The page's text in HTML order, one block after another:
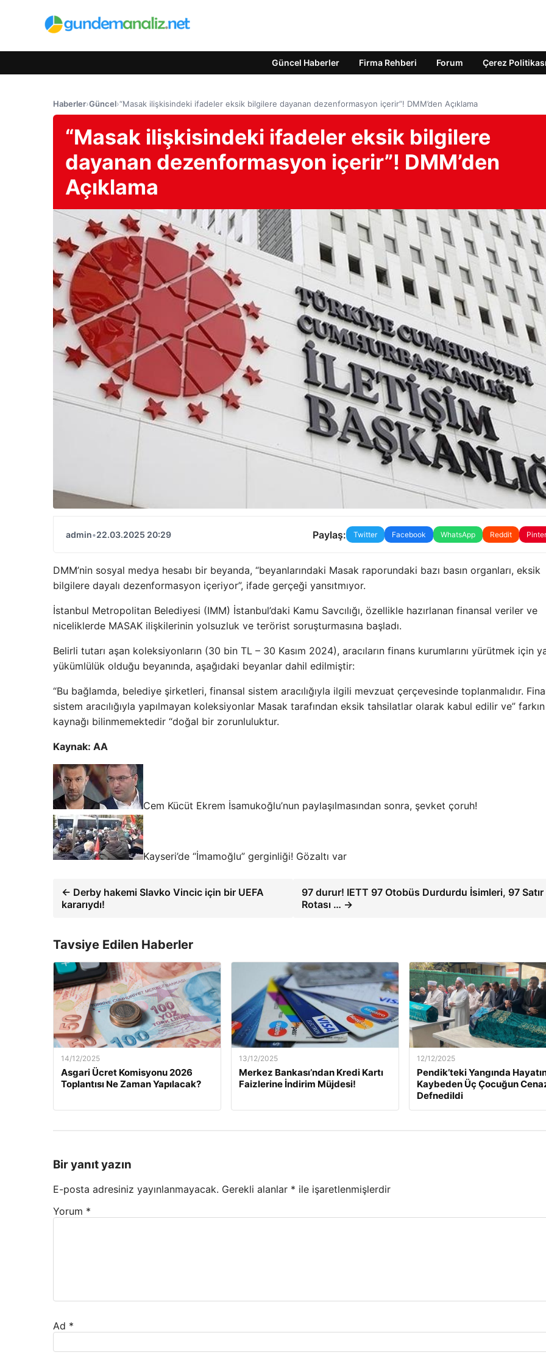
Güncel Haberler Firma Rehberi Forum Çerez Politikası
Haberler›Güncel›“Masak ilişkisindeki ifadeler eksik bilgilere dayanan dezenformasyon içerir”! DMM’den Açıklama
“Masak ilişkisindeki ifadeler eksik bilgilere
dayanan dezenformasyon içerir”! DMM’den
Açıklama
admin•22.03.2025 20:29 Paylaş: Twitter Facebook WhatsApp Reddit
DMM’nin sosyal medya hesabı bir beyanda, “beyanlarındaki Masak raporundaki bazı basın organları, eksik
bilgilere dayalı dezenformasyon içeriyor”, ifade gerçeği yansıtmıyor.
İstanbul Metropolitan Belediyesi (IMM) İstanbul’daki Kamu Savcılığı, özellikle hazırlanan finansal veriler ve
niceliklerde MASAK ilişkilerinin yolsuzluk ve terörist soruşturmasına başladı.
Belirli tutarı aşan koleksiyonların (30 bin TL – 30 Kasım 2024), aracıların finans kurumlarını yürütmek için
yükümlülük olduğu beyanında, aşağıdaki beyanlar dahil edilmiştir:
“Bu bağlamda, belediye şirketleri, finansal sistem aracılığıyla ilgili mevzuat çerçevesinde toplanmalıdır.
sistem aracılığıyla yapılmayan koleksiyonlar Masak tarafından eksik tahsilatlar olarak kabul edilir ve” farkın
kaynağı bilinmemektedir “doğal bir zorunluluktur.
Kaynak: AA
Cem Kücüt Ekrem İsamukoğlu’nun paylaşılmasından sonra, şevket çoruh!
Kayseri’de “İmamoğlu” gerginliği! Gözaltı var
← Derby hakemi Slavko Vincic için bir UEFA
kararıydı!
97 durur! IETT 97 Otobüs Durdurdu İsimleri, 97 Satır
Rotası … →
Tavsiye Edilen Haberler
14/12/2025
Asgari Ücret Komisyonu 2026
Toplantısı Ne Zaman Yapılacak?
13/12/2025
Merkez Bankası’ndan Kredi Kartı
Faizlerine İndirim Müjdesi!
12/12/2025
Pendik’teki Yangında
Kaybeden Üç Çocuğun
Defnedildi
Bir yanıt yazın
E-posta adresiniz yayınlanmayacak. Gerekli alanlar * ile işaretlenmişlerdir
Yorum *
Ad *